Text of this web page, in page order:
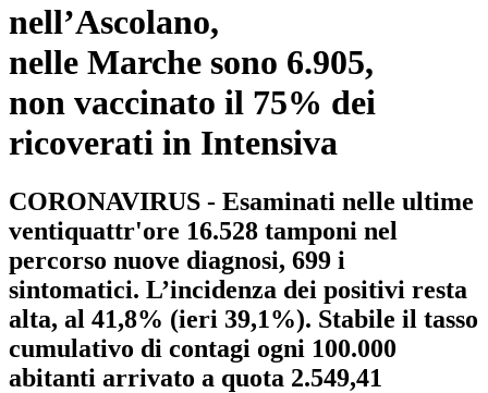
nell’Ascolano,
nelle Marche sono 6.905,
non vaccinato il 75% dei
ricoverati in Intensiva
CORONAVIRUS - Esaminati nelle ultime
ventiquattr'ore 16.528 tamponi nel
percorso nuove diagnosi, 699 i
sintomatici. L’incidenza dei positivi resta
alta, al 41,8% (ieri 39,1%). Stabile il tasso
cumulativo di contagi ogni 100.000
abitanti arrivato a quota 2.549,41